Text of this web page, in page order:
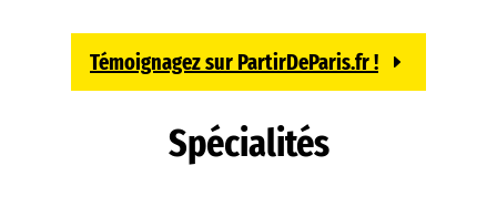
Témoignagez sur PartirDeParis.fr !
Spécialités